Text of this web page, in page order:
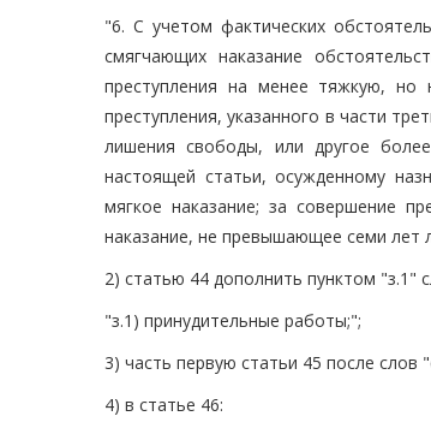
"6. С учетом фактических
смягчающих наказание
преступления на менее тяжкую, но
преступления, указанного в части
лишения свободы, или другое
настоящей статьи, осужденному
мягкое наказание; за совершение
наказание, не превышающее семи лет
2) статью 44 дополнить пунктом "з.1"
"з.1) принудительные работы;";
3) часть первую статьи 45 после
4) в статье 46: